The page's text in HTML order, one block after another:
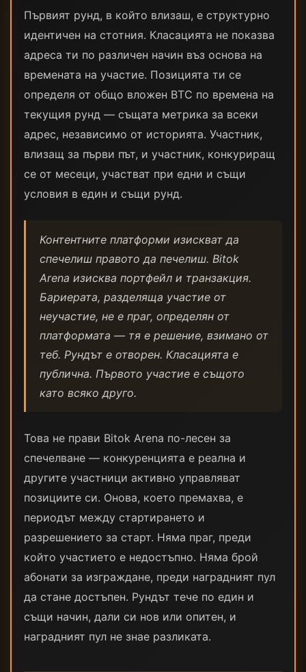
Първият рунд, в който влизаш, е структурно
идентичен на стотния. Класацията не показва
адреса ти по различен начин въз основа на
времената на участие. Позицията ти се
определя от общо вложен BTC по времена на
текущия рунд — същата метрика за всеки
адрес, независимо от историята. Участник,
влизащ за първи път, и участник, конкуриращ
се от месеци, участват при едни и същи
условия в един и същи рунд.
Контентните платформи изискват да
спечелиш правото да печелиш. Bitok
Arena изисква портфейл и транзакция.
Бариерата, разделяща участие от
неучастие, не е праг, определян от
платформата — тя е решение, взимано от
теб. Рундът е отворен. Класацията е
публична. Първото участие е същото
като всяко друго.
Това не прави Bitok Arena по-лесен за
спечелване — конкуренцията е реална и
другите участници активно управляват
позициите си. Онова, което премахва, е
периодът между стартирането и
разрешението за старт. Няма праг, преди
който участието е недостъпно. Няма брой
абонати за изграждане, преди наградният пул
да стане достъпен. Рундът тече по един и
същи начин, дали си нов или опитен, и
наградният пул не знае разликата.